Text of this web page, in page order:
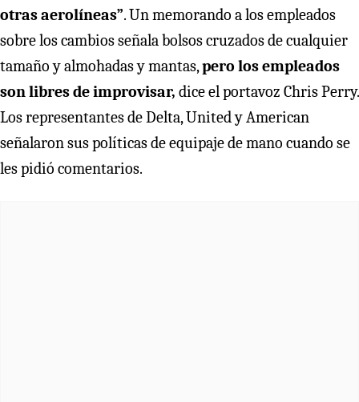
otras aerolíneas”. Un memorando a los empleados
sobre los cambios señala bolsos cruzados de cualquier
tamaño y almohadas y mantas,pero los empleados
son libres de improvisar, dice el portavoz Chris Perry.
Los representantes de Delta, United y American
señalaron sus políticas de equipaje de mano cuando se
les pidió comentarios.